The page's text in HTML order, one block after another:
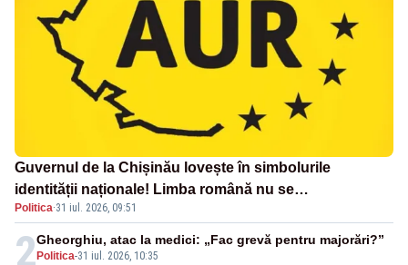
Guvernul de la Chișinău lovește în simbolurile
identității naționale! Limba română nu se
economisește! Limba română se sărbătorește!
Politica·31 iul. 2026, 09:51
2 Politica-31 iul. 2026, 10:35
Gheorghiu, atac la medici: „Fac grevă pentru majorări?”